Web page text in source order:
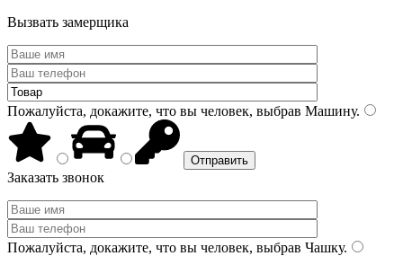
Вызвать замерщика
Пожалуйста, докажите, что вы человек, выбрав Машину.
Заказать звонок
Пожалуйста, докажите, что вы человек, выбрав Чашку.